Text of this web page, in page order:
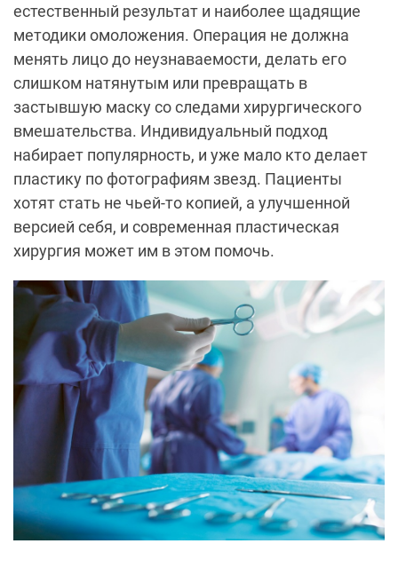
естественный результат и наиболее щадящие
методики омоложения. Операция не должна
менять лицо до неузнаваемости, делать его
слишком натянутым или превращать в
застывшую маску со следами хирургического
вмешательства. Индивидуальный подход
набирает популярность, и уже мало кто делает
пластику по фотографиям звезд. Пациенты
хотят стать не чьей-то копией, а улучшенной
версией себя, и современная пластическая
хирургия может им в этом помочь.